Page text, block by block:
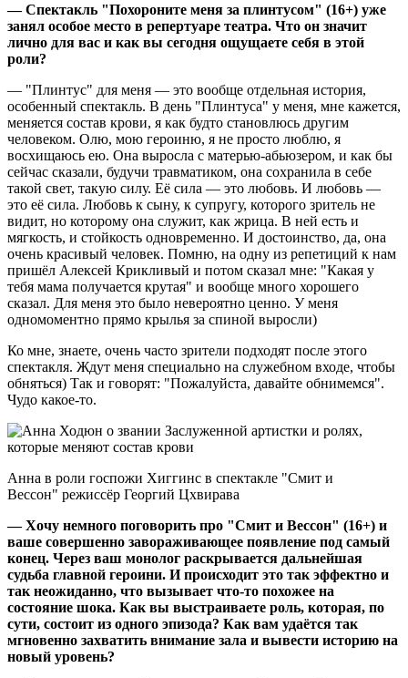
— Спектакль "Похороните меня за плинтусом" (16+) уже
занял особое место в репертуаре театра. Что он значит
лично для вас и как вы сегодня ощущаете себя в этой
роли?
— "Плинтус" для меня — это вообще отдельная история,
особенный спектакль. В день "Плинтуса" у меня, мне кажется,
меняется состав крови, я как будто становлюсь другим
человеком. Олю, мою героиню, я не просто люблю, я
восхищаюсь ею. Она выросла с матерью-абьюзером, и как бы
сейчас сказали, будучи травматиком, она сохранила в себе
такой свет, такую силу. Её сила — это любовь. И любовь —
это её сила. Любовь к сыну, к супругу, которого зритель не
видит, но которому она служит, как жрица. В ней есть и
мягкость, и стойкость одновременно. И достоинство, да, она
очень красивый человек. Помню, на одну из репетиций к нам
пришёл Алексей Крикливый и потом сказал мне: "Какая у
тебя мама получается крутая" и вообще много хорошего
сказал. Для меня это было невероятно ценно. У меня
одномоментно прямо крылья за спиной выросли)
Ко мне, знаете, очень часто зрители подходят после этого
спектакля. Ждут меня специально на служебном входе, чтобы
обняться) Так и говорят: "Пожалуйста, давайте обнимемся".
Чудо какое-то.
Анна в роли госпожи Хиггинс в спектакле "Смит и
Вессон" режиссёр Георгий Цхвирава
— Хочу немного поговорить про "Смит и Вессон" (16+) и
ваше совершенно завораживающее появление под самый
конец. Через ваш монолог раскрывается дальнейшая
судьба главной героини. И происходит это так эффектно и
так неожиданно, что вызывает что-то похожее на
состояние шока. Как вы выстраиваете роль, которая, по
сути, состоит из одного эпизода? Как вам удаётся так
мгновенно захватить внимание зала и вывести историю на
новый уровень?